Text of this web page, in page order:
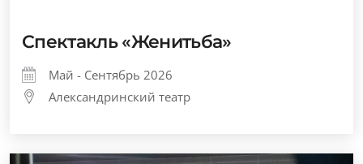
Спектакль «Женитьба»
Май - Сентябрь 2026
Александринский театр